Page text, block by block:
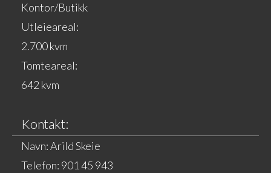
Kontor/Butikk
Utleieareal:
2.700 kvm
Tomteareal:
642 kvm
Kontakt:
Navn: Arild Skeie
Telefon: 901 45 943